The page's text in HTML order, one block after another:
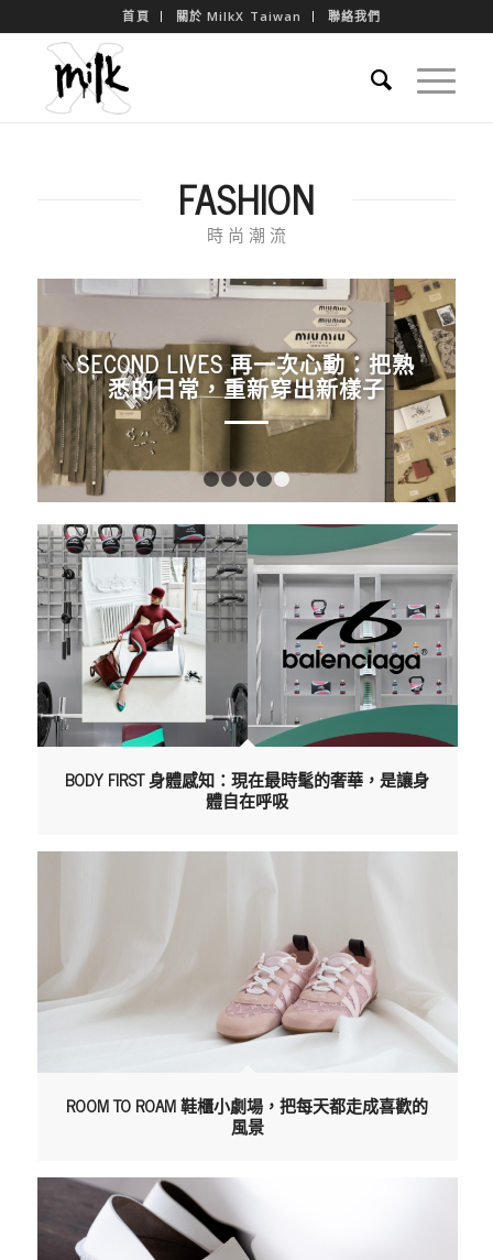
首頁 關於 MilkX Taiwan 聯絡我們
FASHION
時 尚 潮 流
SECOND LIVES 再一次心動：把熟
悉的日常，重新穿出新樣子
5
BODY FIRST 身體感知：現在最時髦的奢華，是讓身
體自在呼吸
ROOM TO ROAM 鞋櫃小劇場，把每天都走成喜歡的
風景